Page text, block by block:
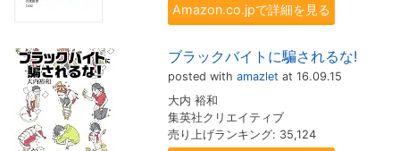
Amazon.co.jpで詳細を見る
ブラックバイトに騙されるな!
posted with amazlet at 16.09.15
大内 裕和
集英社クリエイティブ
売り上げランキング: 35,124